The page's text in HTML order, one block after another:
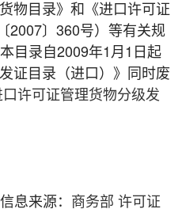
物目录》和《进口许可证
2007〕360号）等有关规
录自2009年1月1日起
证目录（进口）》同时废
许可证管理货物分级发
息来源： 商务部 许可证